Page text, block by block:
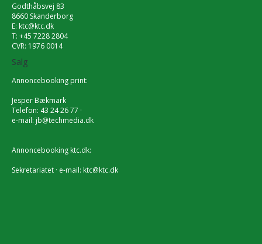
Godthåbsvej 83
8660 Skanderborg
E: ktc@ktc.dk
T: +45 7228 2804
CVR: 1976 0014
Salg
Annoncebooking print:
Jesper Bækmark
Telefon: 43 24 26 77 ·
e-mail: jb@techmedia.dk
Annoncebooking ktc.dk:
Sekretariatet · e-mail: ktc@ktc.dk